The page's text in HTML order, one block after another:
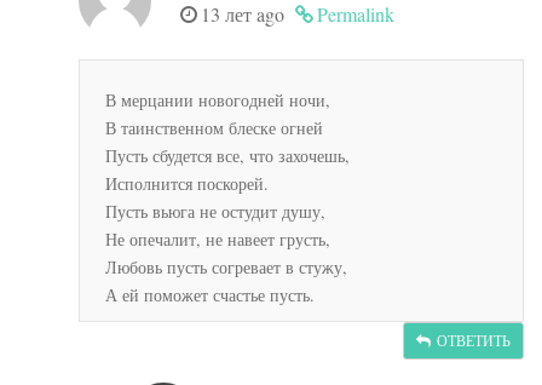
13 лет ago
Permalink
В мерцании новогодней ночи,
В таинственном блеске огней
Пусть сбудется все, что захочешь,
Исполнится поскорей.
Пусть вьюга не остудит душу,
Не опечалит, не навеет грусть,
Любовь пусть согревает в стужу,
А ей поможет счастье пусть.
ОТВЕТИТЬ